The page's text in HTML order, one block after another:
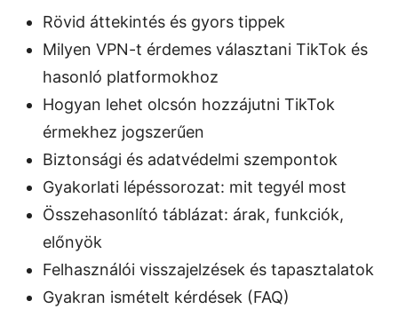
Rövid áttekintés és gyors tippek
Milyen VPN-t érdemes választani TikTok és
hasonló platformokhoz
Hogyan lehet olcsón hozzájutni TikTok
érmekhez jogszerűen
Biztonsági és adatvédelmi szempontok
Gyakorlati lépéssorozat: mit tegyél most
Összehasonlító táblázat: árak, funkciók,
előnyök
Felhasználói visszajelzések és tapasztalatok
Gyakran ismételt kérdések (FAQ)